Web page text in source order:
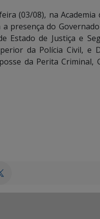
(03/08), na Academia
presença do
Estado de Justiça e
da Polícia Civil, e
da Perita Criminal,